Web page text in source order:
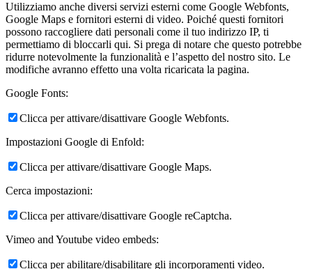
Utilizziamo anche diversi servizi esterni come Google Webfonts,
Google Maps e fornitori esterni di video. Poiché questi fornitori
possono raccogliere dati personali come il tuo indirizzo IP, ti
permettiamo di bloccarli qui. Si prega di notare che questo potrebbe
ridurre notevolmente la funzionalità e l’aspetto del nostro sito. Le
modifiche avranno effetto una volta ricaricata la pagina.
Google Fonts:
Clicca per attivare/disattivare Google Webfonts.
Impostazioni Google di Enfold:
Clicca per attivare/disattivare Google Maps.
Cerca impostazioni:
Clicca per attivare/disattivare Google reCaptcha.
Vimeo and Youtube video embeds:
Clicca per abilitare/disabilitare gli incorporamenti video.